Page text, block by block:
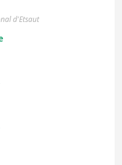
d'Etsaut